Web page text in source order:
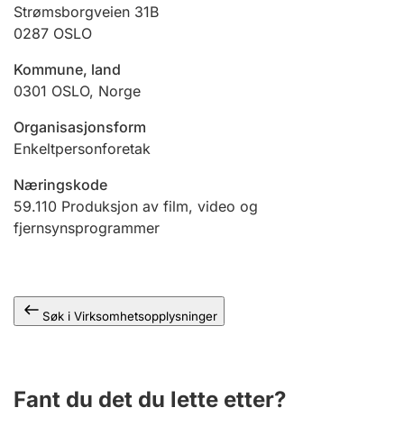
Jeger
Ektepaktveileder
Offentlig sektor
Strømsborgveien 31B
0287 OSLO
Kommune, land
0301 OSLO, Norge
Organisasjonsform
Enkeltpersonforetak
Næringskode
59.110 Produksjon av film, video og
fjernsynsprogrammer
Søk i Virksomhetsopplysninger
Fant du det du lette etter?